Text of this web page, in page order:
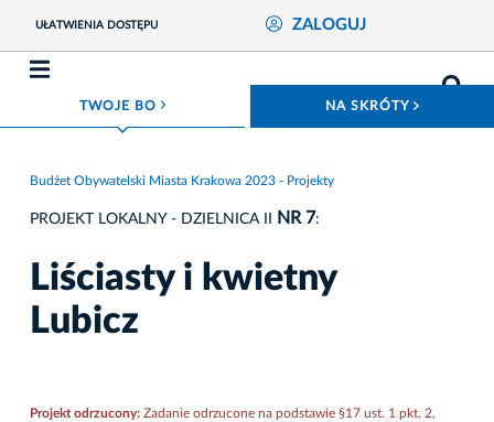
UŁATWIENIA DOSTĘPU ZALOGUJ
TWOJE BO ROZWIŃ MENU NA SKRÓTY
Budżet Obywatelski Miasta Krakowa 2023 - Projekty
PROJEKT LOKALNY - DZIELNICA II NR 7:
Liściasty i kwietny
Lubicz
Projekt odrzucony: Zadanie odrzucone na podstawie §17 ust. 1 pkt. 2,